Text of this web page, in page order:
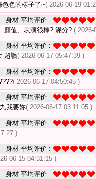
色色的樣子了~( 2026-06-19
身材 平均评价 :
顏值、表演很棒? 滿分? (
身材 平均评价 :
超讚( 2026-06-17 05:47:39 )
身材 平均评价 :
( 2026-06-17 04:50:45 )
身材 平均评价 :
我要妳( 2026-06-17 03:11:05 )
身材 平均评价 :
)
身材 平均评价 :
06-15 04:31:15 )
身材 平均评价 :